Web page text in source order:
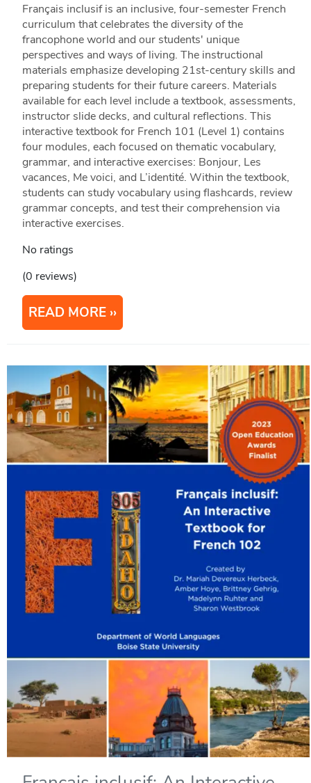
Français inclusif is an inclusive, four-semester French
curriculum that celebrates the diversity of the
francophone world and our students' unique
perspectives and ways of living. The instructional
materials emphasize developing 21st-century skills and
preparing students for their future careers. Materials
available for each level include a textbook, assessments,
instructor slide decks, and cultural reflections. This
interactive textbook for French 101 (Level 1) contains
four modules, each focused on thematic vocabulary,
grammar, and interactive exercises: Bonjour, Les
vacances, Me voici, and L’identité. Within the textbook,
students can study vocabulary using flashcards, review
grammar concepts, and test their comprehension via
interactive exercises.
No ratings
(0 reviews)
READ MORE